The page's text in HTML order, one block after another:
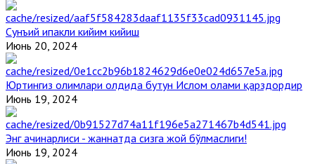
Сунъий ипакли кийим кийиш
Июнь 20, 2024
Юртингиз олимлари олдида бутун Ислом олами қарздордир
Июнь 19, 2024
Энг ачинарлиси - жаннатда сизга жой бўлмаслиги!
Июнь 19, 2024